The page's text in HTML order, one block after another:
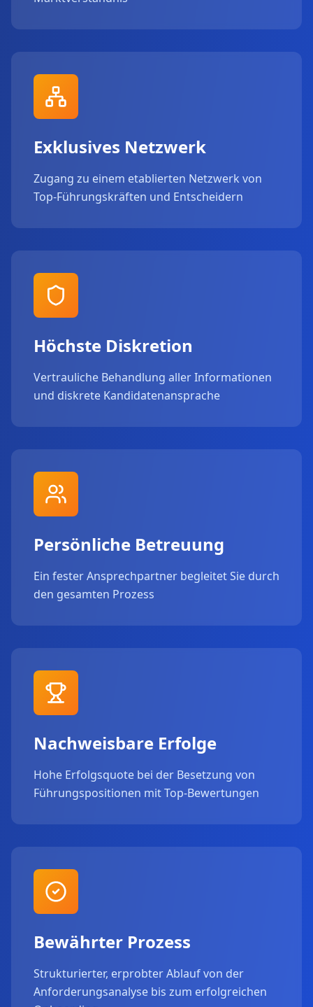
Exklusives Netzwerk
Zugang zu einem etablierten Netzwerk von
Top-Führungskräften und Entscheidern
Höchste Diskretion
Vertrauliche Behandlung aller Informationen
und diskrete Kandidatenansprache
Persönliche Betreuung
Ein fester Ansprechpartner begleitet Sie durch
den gesamten Prozess
Nachweisbare Erfolge
Hohe Erfolgsquote bei der Besetzung von
Führungspositionen mit Top-Bewertungen
Bewährter Prozess
Strukturierter, erprobter Ablauf von der
Anforderungsanalyse bis zum erfolgreichen